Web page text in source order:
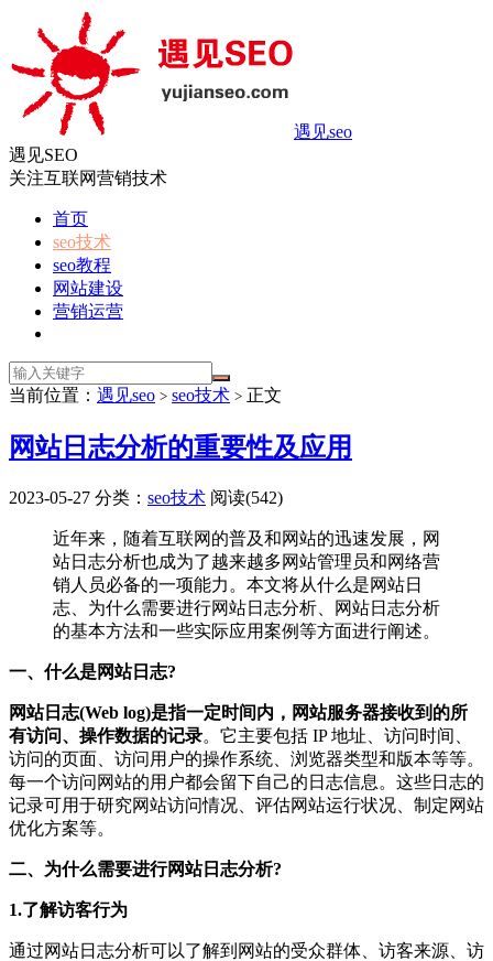
遇见seo
遇见SEO
关注互联网营销技术
首页
seo技术
seo教程
网站建设
营销运营
当前位置： 遇见seo > seo技术 > 正文
网站日志分析的重要性及应用
2023-05-27 分类： seo技术 阅读(542)
近年来，随着互联网的普及和网站的迅速发展，网
站日志分析也成为了越来越多网站管理员和网络营
销人员必备的一项能力。本文将从什么是网站日
志、为什么需要进行网站日志分析、网站日志分析
的基本方法和一些实际应用案例等方面进行阐述。
一、什么是网站日志?
网站日志(Web log)是指一定时间内，网站服务器接收到的所
有访问、操作数据的记录。它主要包括 IP 地址、访问时间、
访问的页面、访问用户的操作系统、浏览器类型和版本等等。
每一个访问网站的用户都会留下自己的日志信息。这些日志的
记录可用于研究网站访问情况、评估网站运行状况、制定网站
优化方案等。
二、为什么需要进行网站日志分析?
1.了解访客行为
通过网站日志分析可以了解到网站的受众群体、访客来源、访